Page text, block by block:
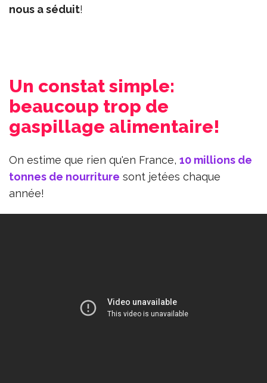
nous a séduit!
Un constat simple:
beaucoup trop de
gaspillage alimentaire!
On estime que rien qu'en France, 10 millions de
tonnes de nourriture sont jetées chaque
année!